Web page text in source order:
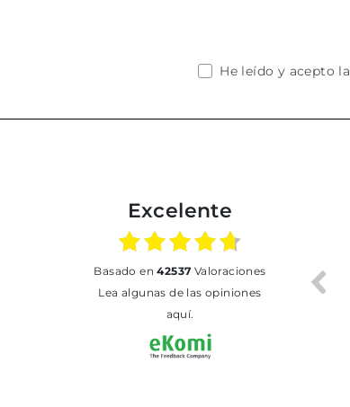
He leído y acepto la
Excelente
basado en42537 Valoraciones
Lea algunas de las opiniones
aquí.